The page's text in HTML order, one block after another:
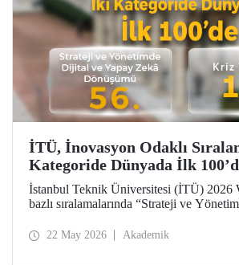
İTÜ, İnovasyon Odaklı
Kategoride Dünyada İlk
İstanbul Teknik Üniversitesi (İTÜ) 2026
bazlı sıralamalarında “Strateji ve
100’üncü oldu.
22 May 2026 Akademik